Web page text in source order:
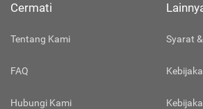
Cermati
Tentang Kami
FAQ
Hubungi Kami
Syarat